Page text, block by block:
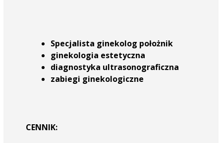
Specjalista ginekolog położnik
ginekologia estetyczna
diagnostyka ultrasonograficzna
zabiegi ginekologiczne
CENNIK: